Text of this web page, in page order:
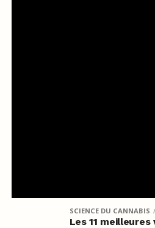
SCIENCE DU CANNABIS
Les 11